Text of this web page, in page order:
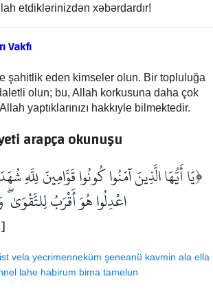
etdiklərinizdən xəbərdardır!
Vakfı
şahitlik eden kimseler olun. Bir topluluğa
olun; bu, Allah korkusuna daha çok
yaptıklarınızı hakkıyle bilmektedir.
arapça okunuşu
﴿يَا أَيُّهَا الَّذِينَ آمَنُوا كُونُوا قَوَّامِينَ لِلَّهِ
اعْدِلُوا هُوَ أَقْرَبُ لِلتَّقْوَىٰ
vela yecrimenneküm şeneanü kavmin ala ella
lahe habirum bima tamelun